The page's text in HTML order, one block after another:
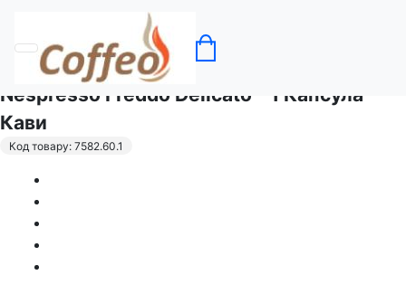
Кава в капсулах Nespresso
Nespresso Freddo Delicato - 1 Капсула
Кави
Код товару: 7582.60.1